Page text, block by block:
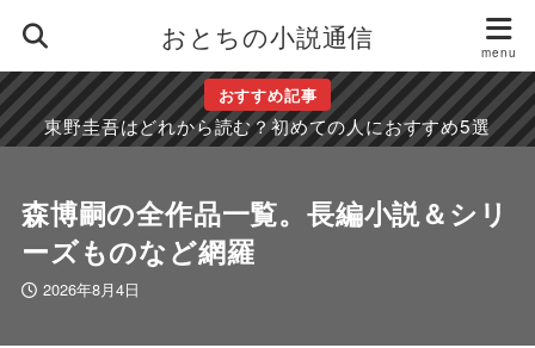
おとちの小説通信
おすすめ記事
東野圭吾はどれから読む？初めての人におすすめ5選
森博嗣の全作品一覧。長編小説＆シリ
ーズものなど網羅
2026年8月4日